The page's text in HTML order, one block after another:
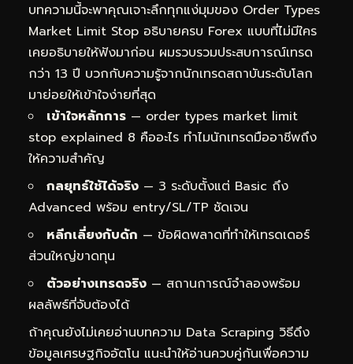
บทความนี้จะพาคุณเจาะลึกทุกแง่มุมของ Order Types
Market Limit Stop อธิบายครบ Forex แบบที่ไม่มีใคร
เคยอธิบายให้ฟังมาก่อน ผมรวบรวมประสบการณ์เทรด
กว่า 13 ปี บวกกับความรู้จากนักเทรดสถาบันระดับโลก
มาย่อยให้เข้าใจง่ายที่สุด
เข้าใจหลักการ — order types market limit
stop explained 8 คืออะไร ทำไมนักเทรดมืออาชีพถึง
ให้ความสำคัญ
กลยุทธ์ใช้ได้จริง — 3 ระดับตั้งแต่ Basic ถึง
Advanced พร้อม entry/SL/TP ชัดเจน
หลีกเลี่ยงกับดัก — ข้อผิดพลาดที่ทำให้เทรดเดอร์
ส่วนใหญ่ขาดทุน
ตัวอย่างเทรดจริง — สถานการณ์จำลองพร้อม
ผลลัพธ์ที่จับต้องได้
ถ้าคุณยังไม่เคยอ่านบทความ Data Scraping วิธีดึง
ข้อมูลเศรษฐกิจอัตโน แนะนำให้อ่านควบคู่กันเพื่อความ